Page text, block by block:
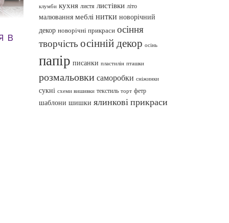
в
клумби кухня листя листівки літо
малювання меблі нитки новорічний
декор новорічні прикраси осіння
творчість осінній декор осінь
папір писанки пластилін пташки
розмальовки саморобки сніжинки
сукні схеми вишивки текстиль торт фетр
шаблони шишки ялинкові прикраси